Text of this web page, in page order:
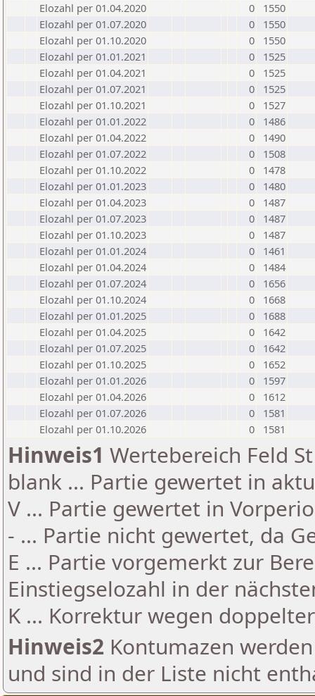
Elozahl per 01.04.2020
0
1550
Elozahl per 01.07.2020
0
1550
Elozahl per 01.10.2020
0
1550
Elozahl per 01.01.2021
0
1525
Elozahl per 01.04.2021
0
1525
Elozahl per 01.07.2021
0
1525
Elozahl per 01.10.2021
0
1527
Elozahl per 01.01.2022
0
1486
Elozahl per 01.04.2022
0
1490
Elozahl per 01.07.2022
0
1508
Elozahl per 01.10.2022
0
1478
Elozahl per 01.01.2023
0
1480
Elozahl per 01.04.2023
0
1487
Elozahl per 01.07.2023
0
1487
Elozahl per 01.10.2023
0
1487
Elozahl per 01.01.2024
0
1461
Elozahl per 01.04.2024
0
1484
Elozahl per 01.07.2024
0
1656
Elozahl per 01.10.2024
0
1668
Elozahl per 01.01.2025
0
1688
Elozahl per 01.04.2025
0
1642
Elozahl per 01.07.2025
0
1642
Elozahl per 01.10.2025
0
1652
Elozahl per 01.01.2026
0
1597
Elozahl per 01.04.2026
0
1612
Elozahl per 01.07.2026
0
1581
Elozahl per 01.10.2026
0 1581
Hinweis1 Wertebereich Feld
blank ... Partie gewertet in
V ... Partie gewertet in
- ... Partie nicht gewertet, da
E ... Partie vorgemerkt zur
Einstiegselozahl in der
K ... Korrektur wegen
Hinweis2 Kontumazen
und sind in der Liste nicht